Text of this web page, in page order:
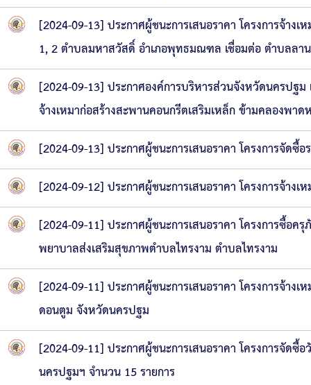
[2024-09-13] ประกาศผู้ชนะการเสนอราคา โครงการจ้
1, 2 ตำบลมหาสวัสดิ์ อำเภอพุทธมณฑล เชื่อมต่อ ตำบลล
[2024-09-13] ประกาศองค์การบริหารส่วนจังหวัดนครปฐม
จ้างเหมาก่อสร้างสะพานคอนกรีตเสริมเหล็ก ข้ามคลองพ
[2024-09-13] ประกาศผู้ชนะการเสนอราคา โครงการจัด
[2024-09-12] ประกาศผู้ชนะการเสนอราคา โครงการจ้าง
[2024-09-11] ประกาศผู้ชนะการเสนอราคา โครงการซื้อ
พยาบาลส่งเสริมสุขภาพตำบลไทรงาม ตำบลไทรงาม
[2024-09-11] ประกาศผู้ชนะการเสนอราคา โครงการจ้า
ดอนตูม จังหวัดนครปฐม
[2024-09-11] ประกาศผู้ชนะการเสนอราคา โครงการจัด
นครปฐมฯ จำนวน 15 รายการ